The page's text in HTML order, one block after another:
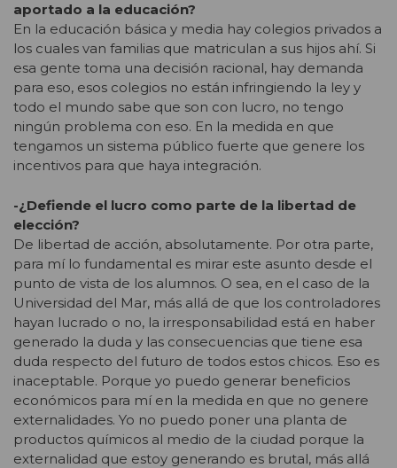
aportado a la educación?
En la educación básica y media hay colegios privados a
los cuales van familias que matriculan a sus hijos ahí. Si
esa gente toma una decisión racional, hay demanda
para eso, esos colegios no están infringiendo la ley y
todo el mundo sabe que son con lucro, no tengo
ningún problema con eso. En la medida en que
tengamos un sistema público fuerte que genere los
incentivos para que haya integración.
-¿Defiende el lucro como parte de la libertad de
elección?
De libertad de acción, absolutamente. Por otra parte,
para mí lo fundamental es mirar este asunto desde el
punto de vista de los alumnos. O sea, en el caso de la
Universidad del Mar, más allá de que los controladores
hayan lucrado o no, la irresponsabilidad está en haber
generado la duda y las consecuencias que tiene esa
duda respecto del futuro de todos estos chicos. Eso es
inaceptable. Porque yo puedo generar beneficios
económicos para mí en la medida en que no genere
externalidades. Yo no puedo poner una planta de
productos químicos al medio de la ciudad porque la
externalidad que estoy generando es brutal, más allá